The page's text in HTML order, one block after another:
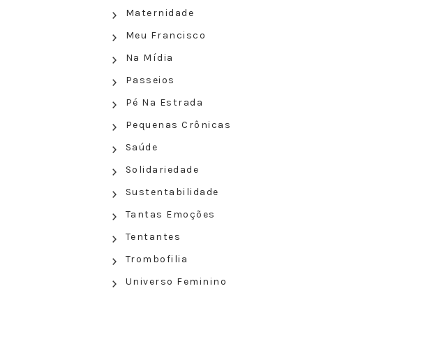
Maternidade
Meu Francisco
Na Mídia
Passeios
Pé Na Estrada
Pequenas Crônicas
Saúde
Solidariedade
Sustentabilidade
Tantas Emoções
Tentantes
Trombofilia
Universo Feminino